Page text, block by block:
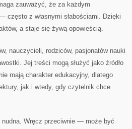
zauważyć, że za każdym
często z własnymi słabościami. Dzięki
a staje się żywą opowieścią.
nauczycieli, rodziców, pasjonatów nauki
Jej treści mogą służyć jako źródło
mają charakter edukacyjny, dlatego
jak i wtedy, gdy czytelnik chce
Wręcz przeciwnie — może być